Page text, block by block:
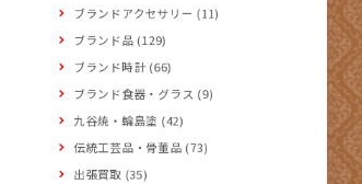
ブランドアクセサリー (11)
ブランド品 (129)
ブランド時計 (66)
ブランド食器・グラス (9)
九谷焼・輪島塗 (42)
伝統工芸品・骨董品 (73)
出張買取 (35)